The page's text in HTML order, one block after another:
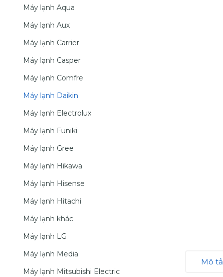
Mô tả
Máy lạnh Aqua
Máy lạnh Aux
Máy lạnh Carrier
Máy lạnh Casper
Máy lạnh Comfre
Máy lạnh Daikin
Máy lạnh Electrolux
Máy lạnh Funiki
Máy lạnh Gree
Máy lạnh Hikawa
Máy lạnh Hisense
Máy lạnh Hitachi
Máy lạnh khác
Máy lạnh LG
Máy lạnh Media
Máy lạnh Mitsubishi Electric